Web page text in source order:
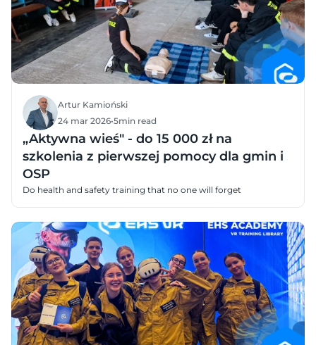
Artur Kamioński
24 mar 2026•5min read
„Aktywna wieś" - do 15 000 zł na
szkolenia z pierwszej pomocy dla gmin i
OSP
Do health and safety training that no one will forget